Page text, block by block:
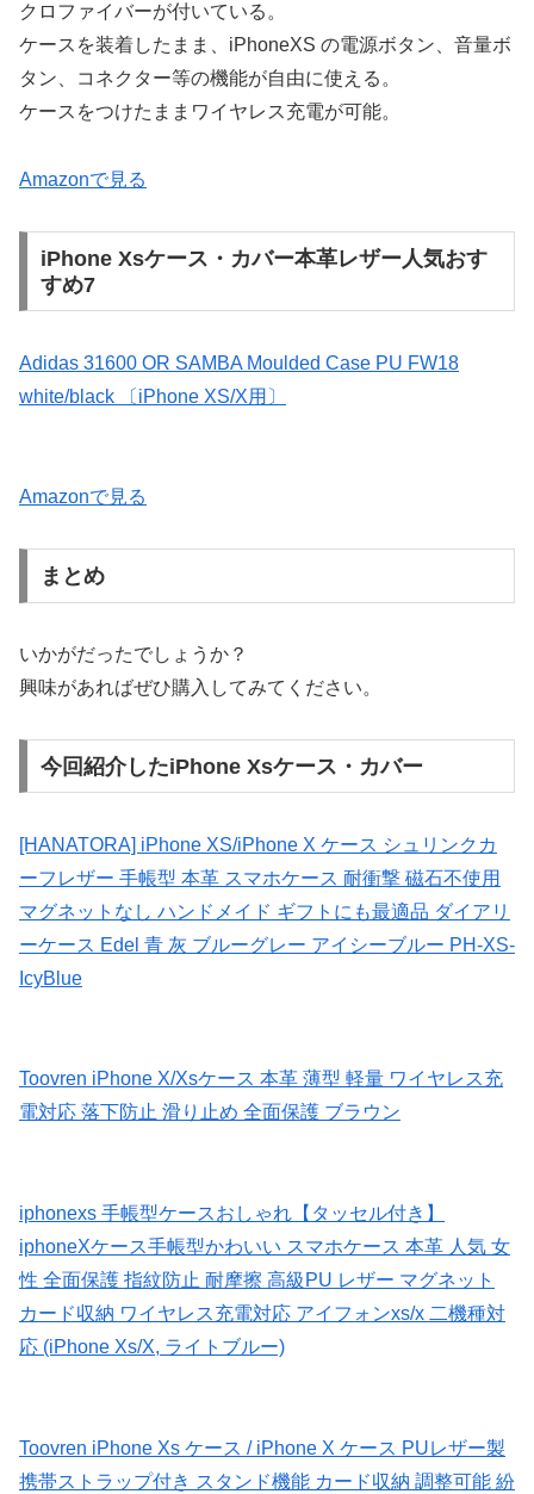
クロファイバーが付いている。
ケースを装着したまま、iPhoneXS の電源ボタン、音量ボ
タン、コネクター等の機能が自由に使える。
ケースをつけたままワイヤレス充電が可能。
Amazonで見る
iPhone Xsケース・カバー本革レザー人気おす
すめ7
Adidas 31600 OR SAMBA Moulded Case PU FW18
white/black 〔iPhone XS/X用〕
Amazonで見る
まとめ
いかがだったでしょうか？
興味があればぜひ購入してみてください。
今回紹介したiPhone Xsケース・カバー
[HANATORA] iPhone XS/iPhone X ケース シュリンクカ
ーフレザー 手帳型 本革 スマホケース 耐衝撃 磁石不使用
マグネットなし ハンドメイド ギフトにも最適品 ダイアリ
ーケース Edel 青 灰 ブルーグレー アイシーブルー PH-XS-
IcyBlue
Toovren iPhone X/Xsケース 本革 薄型 軽量 ワイヤレス充
電対応 落下防止 滑り止め 全面保護 ブラウン
iphonexs 手帳型ケースおしゃれ【タッセル付き】
iphoneXケース手帳型かわいい スマホケース 本革 人気 女
性 全面保護 指紋防止 耐摩擦 高級PU レザー マグネット
カード収納 ワイヤレス充電対応 アイフォンxs/x 二機種対
応 (iPhone Xs/X, ライトブルー)
Toovren iPhone Xs ケース / iPhone X ケース PUレザー製
携帯ストラップ付き スタンド機能 カード収納 調整可能 紛